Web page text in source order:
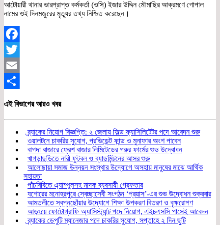
আটোয়ারী থানার ভারপ্রাপ্ত কর্মকর্তা (ওসি) ইজার উদ্দিন মৌমাছির আক্রমণে গোপাল
নামের ওই দিনমজুরের মৃত্যুর তথ্য নিশ্চিত করেছেন।
Facebook
Twitter
Email
এই বিভাগের আরও খবর
ব্র্যাকের নিয়োগ বিজ্ঞপ্তি: ২ জেলায় ফিল্ড ফ্যাসিলিটেটর পদে আবেদন শুরু
ওয়ালটনে চাকরির সুযোগ, প্রভিডেন্ট ফান্ড ও মুনাফার অংশ পাবেন
বাগদা বাজারে ফ্রেশ বাজার লিমিটেডের গরুর ফার্মের শুভ উদ্বোধন
খাগড়াছড়িতে নারী ফুটবল ও ব্যাডমিন্টনের আসর শুরু
আলোছায়া সমাজ উন্নয়ন সংস্থার উদ্যোগে অসহায় মানুষের মাঝে আর্থিক
সহায়তা
পাঁচবিবিতে এ্যাম্পুলসহ মাদক ব্যবসায়ী গ্রেফতার
যশোরের মনোহরপুরে স্বেচ্ছাসেবী সংগঠন ‘প্রয়াস’-এর শুভ উদ্বোধন শুক্রবার
আমতলীতে স্বপ্নছোঁয়ার উদ্যোগে শিক্ষা উপকরণ বিতরণ ও বৃক্ষরোপণ
আড়ংয়ে ফোটোগ্রাফি অ্যাসিস্ট্যান্ট পদে নিয়োগ, এইচএসসি পাসেই আবেদন
ব্র্যাকের ডেপুটি ম্যানেজার পদে চাকরির সুযোগ, সপ্তাহে ২ দিন ছুটি